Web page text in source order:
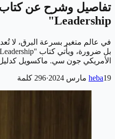
Leadership"
في عالم متغير بسرعة البرق، لا
الأمريكي جون سي. ماكسويل
heba19 مارس 2024 ·
296 كلمة